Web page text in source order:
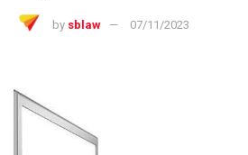
by sblaw 07/11/2023